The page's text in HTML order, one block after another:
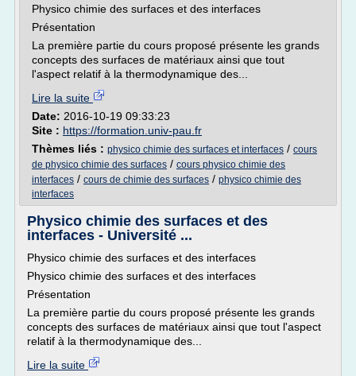
Physico chimie des surfaces et des interfaces
Présentation
La première partie du cours proposé présente les grands
concepts des surfaces de matériaux ainsi que tout
l'aspect relatif à la thermodynamique des...
Lire la suite
Date: 2016-10-19 09:33:23
Site : https://formation.univ-pau.fr
Thèmes liés : physico chimie des surfaces et interfaces / cours
de physico chimie des surfaces / cours physico chimie des
interfaces / cours de chimie des surfaces / physico chimie des
interfaces
Physico chimie des surfaces et des
interfaces - Université ...
Physico chimie des surfaces et des interfaces
Physico chimie des surfaces et des interfaces
Présentation
La première partie du cours proposé présente les grands
concepts des surfaces de matériaux ainsi que tout l'aspect
relatif à la thermodynamique des...
Lire la suite